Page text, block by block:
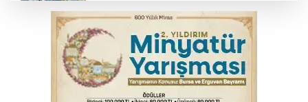
yansıyacak mı?
Serbest piyasada döviz fiyatları